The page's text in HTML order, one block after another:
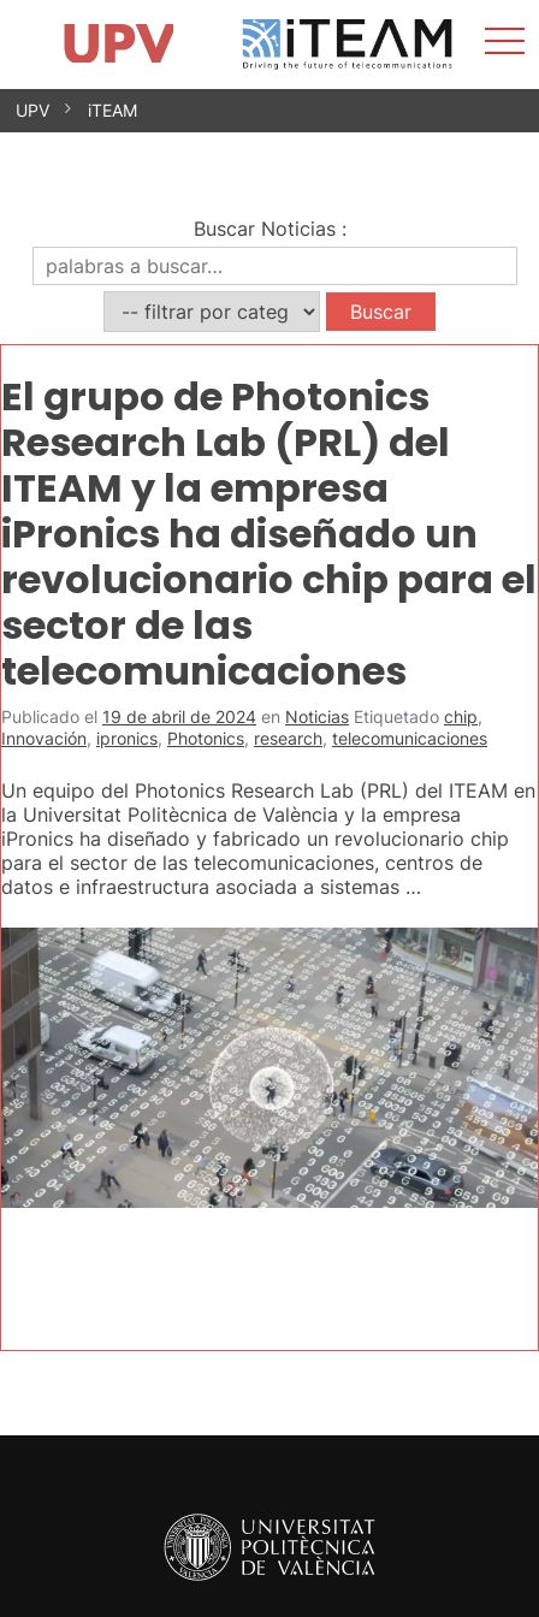
Saltar
Impacto
Grupos de investigación
Instalaciones
Spin-offs
Contacto
Prácticas
Noticias
Unidad de Igualdad
UPV iTEAM
Buscar Noticias:
El grupo de Photonics
Research Lab (PRL) del
ITEAM y la empresa
iPronics ha diseñado un
revolucionario chip para el
sector de las
telecomunicaciones
Publicado el 19 de abril de 2024 en Noticias Etiquetado chip,
Innovación, ipronics, Photonics, research, telecomunicaciones
Un equipo del Photonics Research Lab (PRL) del ITEAM en
la Universitat Politècnica de València y la empresa
iPronics ha diseñado y fabricado un revolucionario chip
para el sector de las telecomunicaciones, centros de
datos e infraestructura asociada a sistemas …